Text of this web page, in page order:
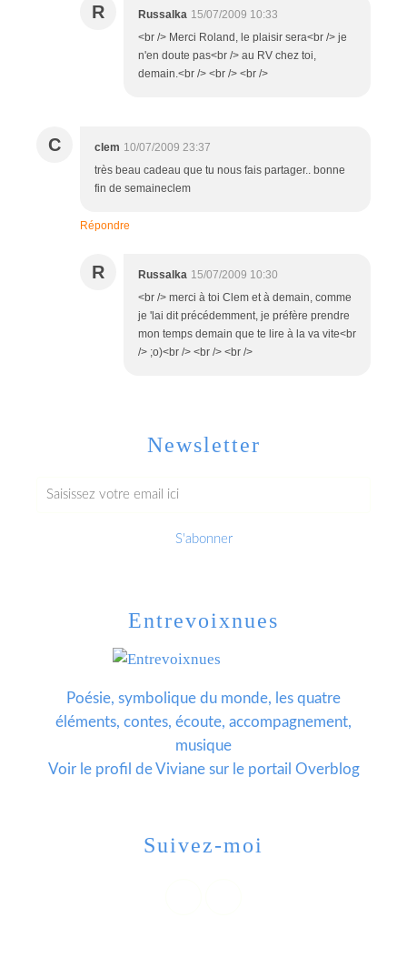
R Russalka 15/07/2009 10:33
<br /> Merci Roland, le plaisir sera<br /> je
n'en doute pas<br /> au RV chez toi,
demain.<br /> <br /> <br />
C clem 10/07/2009 23:37
très beau cadeau que tu nous fais partager.. bonne
fin de semaineclem
Répondre
R Russalka 15/07/2009 10:30
<br /> merci à toi Clem et à demain, comme
je 'lai dit précédemment, je préfère prendre
mon temps demain que te lire à la va vite<br
/> ;o)<br /> <br /> <br />
Newsletter
Entrevoixnues
Poésie, symbolique du monde, les quatre
éléments, contes, écoute, accompagnement,
musique
Voir le profil deVivianesur le portail Overblog
Suivez-moi